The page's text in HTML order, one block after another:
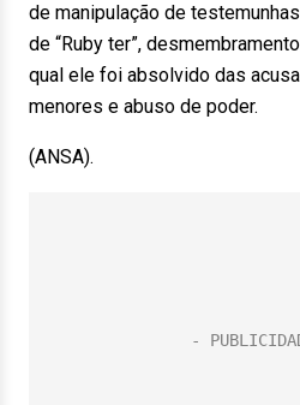
de manipulação de
de “Ruby ter”,
qual ele foi absolvido das
menores e abuso de poder.
(ANSA).